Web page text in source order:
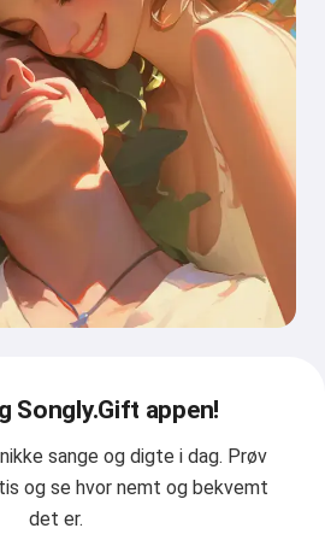
Songly.Gift appen!
sange og digte i dag. Prøv
og se hvor nemt og bekvemt
det er.